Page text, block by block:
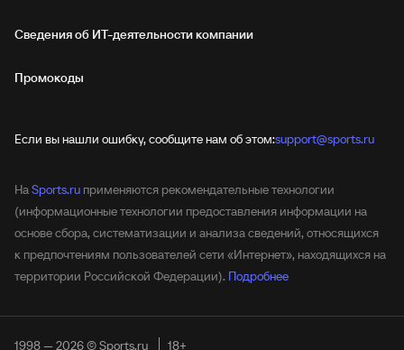
Сведения об ИТ‑деятельности компании
Промокоды
Если вы нашли ошибку, сообщите нам об этом:support@sports.ru
НаSports.ru применяются рекомендательные технологии
(информационные технологии предоставления информации на
основе сбора, систематизации и анализа сведений, относящихся
к предпочтениям пользователей сети «Интернет», находящихся на
территории Российской Федерации). Подробнее
1998 — 2026 © Sports.ru 18+